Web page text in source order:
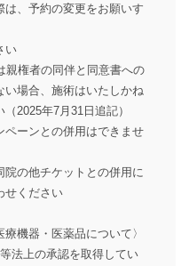
は、予約の変更をお願いす
い
親権者の同伴と同意書への
場合、施術はいたしかね
2025年7月31日追記）
ペーンとの併用はできませ
院の他チケットとの併用に
せください
機器・医薬品について〉
法上の承認を取得してい